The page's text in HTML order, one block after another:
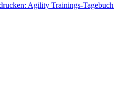
Agility Trainings-Tagebuch